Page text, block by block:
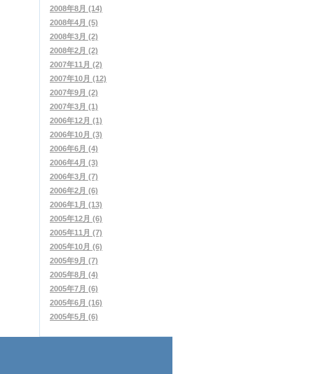
2008年8月 (14)
2008年4月 (5)
2008年3月 (2)
2008年2月 (2)
2007年11月 (2)
2007年10月 (12)
2007年9月 (2)
2007年3月 (1)
2006年12月 (1)
2006年10月 (3)
2006年6月 (4)
2006年4月 (3)
2006年3月 (7)
2006年2月 (6)
2006年1月 (13)
2005年12月 (6)
2005年11月 (7)
2005年10月 (6)
2005年9月 (7)
2005年8月 (4)
2005年7月 (6)
2005年6月 (16)
2005年5月 (6)